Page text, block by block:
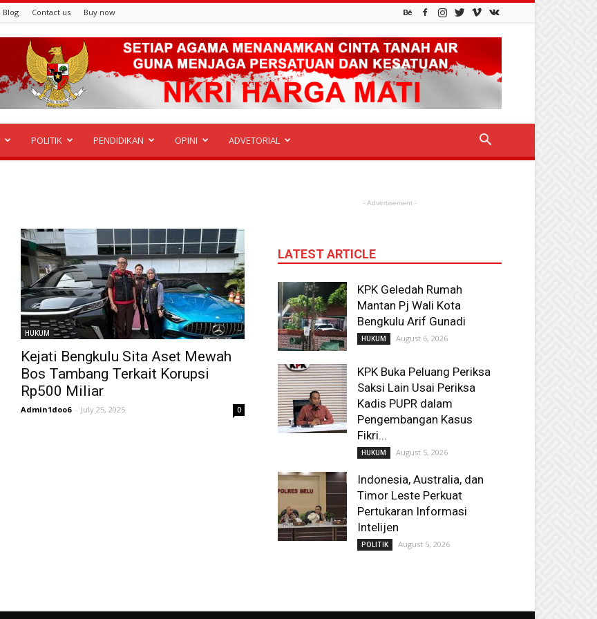
Blog Contact us Buy now
POLITIK PENDIDIKAN OPINI ADVETORIAL
HUKUM
Kejati Bengkulu Sita Aset Mewah
Bos Tambang Terkait Korupsi
Rp500 Miliar
Admin1doo6 - July 25, 2025 0
- Advertisement -
LATEST ARTICLE
KPK Geledah Rumah
Mantan Pj Wali Kota
Bengkulu Arif Gunadi
HUKUM August 6, 2026
KPK Buka Peluang Periksa
Saksi Lain Usai Periksa
Kadis PUPR dalam
Pengembangan Kasus
Fikri...
HUKUM August 5, 2026
Indonesia, Australia, dan
Timor Leste Perkuat
Pertukaran Informasi
Intelijen
POLITIK August 5, 2026